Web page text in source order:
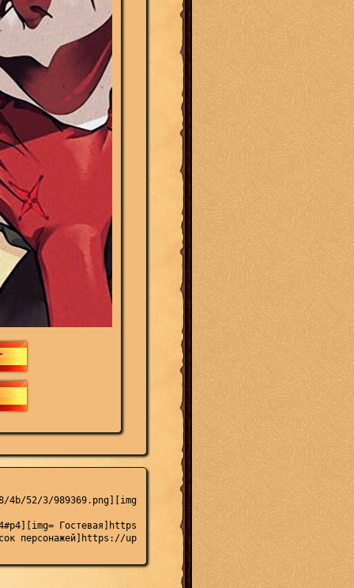
52/3/989369.png][img]https://upforme.ru/uploads/000b/09/
Гостевая]https://upforme.ru/uploads/0018/4b/52/3/
персонажей]https://upforme.ru/uploads/0018/4b/52/3/